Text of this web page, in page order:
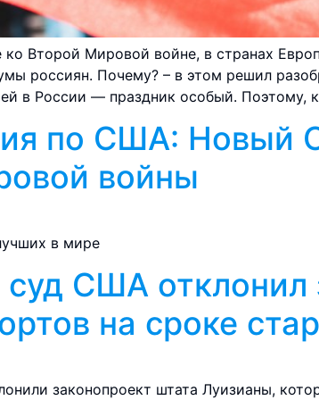
Второй Мировой войне, в странах
россиян. Почему? – в этом решил
в России — праздник особый. Поэтому,
по США: Новый
войны
в мире
США отклонил
на сроке
законопроект штата Луизианы,